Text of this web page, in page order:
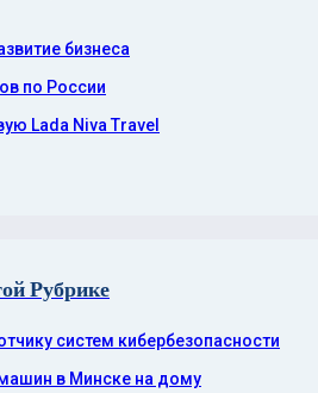
бизнеса
по России
Lada Niva Travel
Рубрике
систем кибербезопасности
в Минске на дому